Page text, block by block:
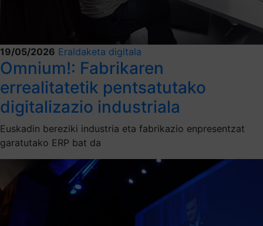
19/05/2026 Eraldaketa digitala
Omnium!: Fabrikaren
errealitatetik pentsatutako
digitalizazio industriala
Euskadin bereziki industria eta fabrikazio enpresentzat
garatutako ERP bat da